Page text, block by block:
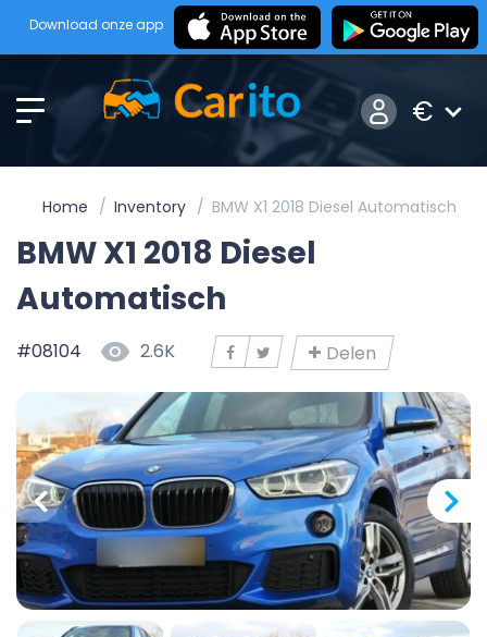
Download onze app
€
Home Inventory BMW X1 2018 Diesel Automatisch
BMW X1 2018 Diesel
Automatisch
#08104 2.6K Delen